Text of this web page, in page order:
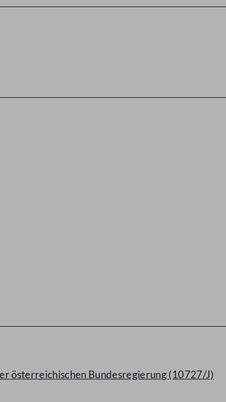
österreichischen Bundesregierung (10727/J)